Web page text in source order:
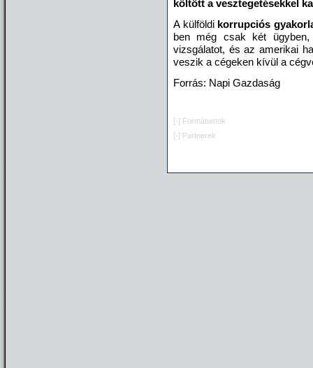
költött a vesztegetésekkel
A külföldi korrupciós
ben még csak két
vizsgálatot, és az amerikai
veszik a cégeken kívül a
Forrás: Napi Gazdaság
[-] Formátumok
[-] Partnerek